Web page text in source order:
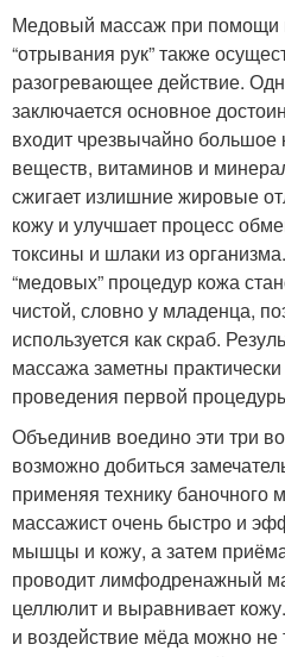
Медовый массаж при помощи
“отрывания рук” также
разогревающее действие.
заключается основное
входит чрезвычайно большое
веществ, витаминов и
сжигает излишние жировые
кожу и улучшает процесс
токсины и шлаки из
“медовых” процедур кожа
чистой, словно у младенца,
используется как скраб.
массажа заметны
проведения первой
Объединив воедино эти три
возможно добиться
применяя технику баночного
массажист очень быстро и
мышцы и кожу, а затем
проводит лимфодренажный
целлюлит и выравнивает
и воздействие мёда можно не